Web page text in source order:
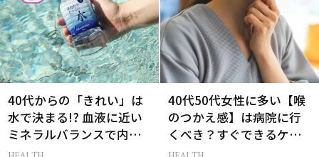
40代からの「きれい」は
水で決まる!? 血液に近い
ミネラルバランスで内側
から整う！
40代50代女性に多い【喉
のつかえ感】は病院に行
くべき？すぐできるケア5
選も！